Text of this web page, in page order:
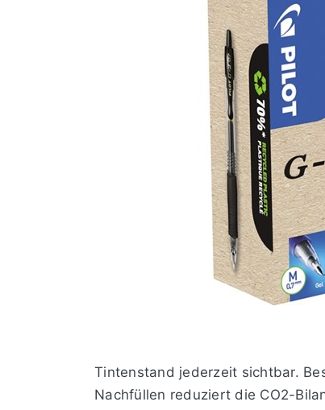
Tintenstand jederzeit sichtbar.
Nachfüllen reduziert die CO2-